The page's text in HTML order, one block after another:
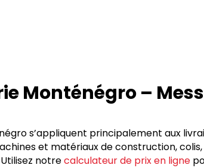
Monténégro –
s’appliquent principalement aux
et matériaux de construction,
notrecalculateur de prix en ligne